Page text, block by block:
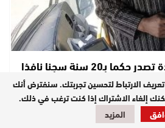
غرفة الجنايات بالجديدة تصدر حكما بـ20 سنة سجنا نافذا
على سائق حافلة…
الارتباط لتحسين تجربتك. سنفترض أنك
إلغاء الاشتراك إذا كنت ترغب في ذلك.
المزيد